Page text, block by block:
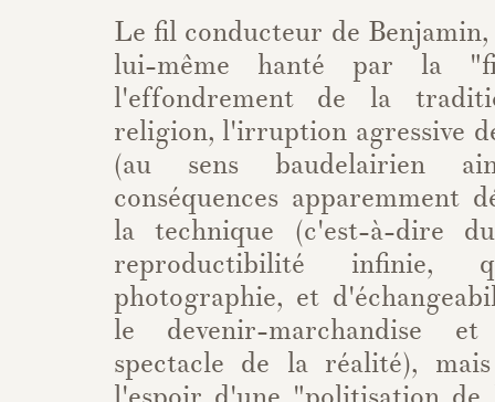
Le fil conducteur de Benjamin,
lui-même hanté par la
l'effondrement de la
religion, l'irruption agressive
(au sens baudelairien
conséquences apparemment
la technique (c'est-à-dire
reproductibilité infinie,
photographie, et
le devenir-marchandise
spectacle de la réalité),